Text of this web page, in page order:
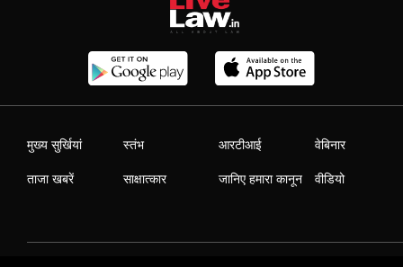
मुख्य सुर्खियां
ताजा खबरें
स्तंभ
साक्षात्कार
आरटीआई
जानिए हमारा कानून
वेबिनार
वीडियो